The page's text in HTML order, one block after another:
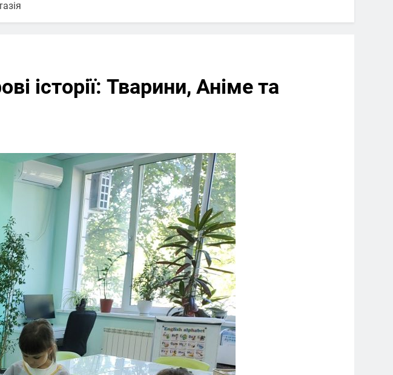
історії: Тварини, Аніме та